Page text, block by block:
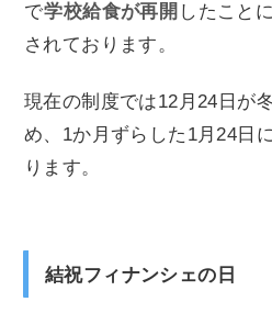
で学校給食が再開 したこと
されております。
現在の制度では12月24日が
め、1か月ずらした1月24日
ります。
結祝フィナンシェの日